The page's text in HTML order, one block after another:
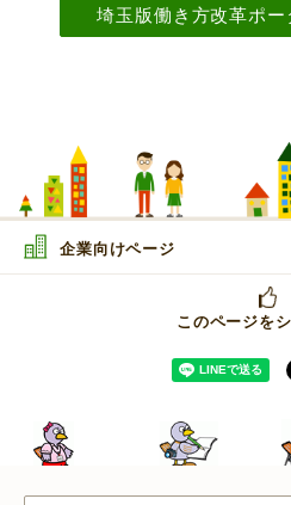
埼玉版働き方改革ポー
企業向けページ
このページを